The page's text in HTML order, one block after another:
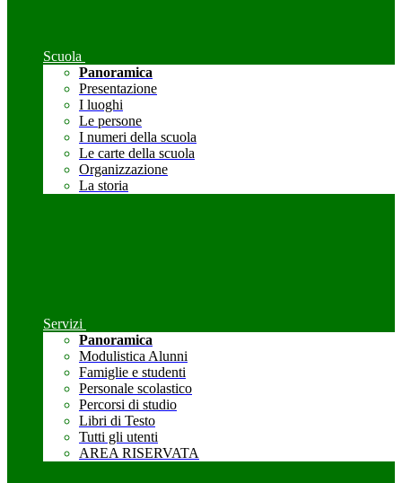
Scuola
Panoramica
Presentazione
I luoghi
Le persone
I numeri della scuola
Le carte della scuola
Organizzazione
La storia
Servizi
Panoramica
Modulistica Alunni
Famiglie e studenti
Personale scolastico
Percorsi di studio
Libri di Testo
Tutti gli utenti
AREA RISERVATA